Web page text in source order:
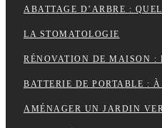
LA STOMATOLOGIE
BATTERIE DE PORTABLE :